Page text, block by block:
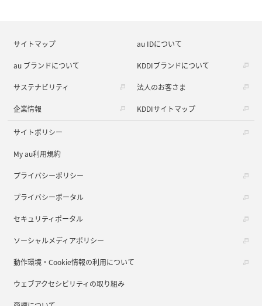
サイトマップ au IDについて
au ブランドについて KDDIブランドについて
サステナビリティ 法人のお客さま
企業情報 KDDIサイトマップ
サイトポリシー
My au利用規約
プライバシーポリシー
プライバシーポータル
セキュリティポータル
ソーシャルメディアポリシー
動作環境・Cookie情報の利用について
ウェブアクセシビリティの取り組み